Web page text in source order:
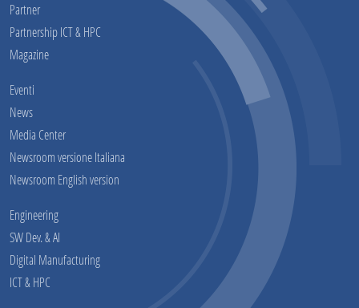
Partner
Partnership ICT & HPC
Magazine
Eventi
News
Media Center
Newsroom versione Italiana
Newsroom English version
Engineering
SW Dev. & AI
Digital Manufacturing
ICT & HPC